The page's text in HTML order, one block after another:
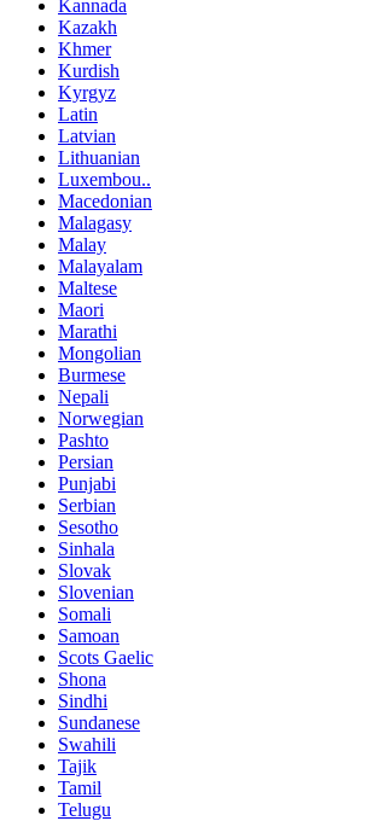
Kannada
Kazakh
Khmer
Kurdish
Kyrgyz
Latin
Latvian
Lithuanian
Luxembou..
Macedonian
Malagasy
Malay
Malayalam
Maltese
Maori
Marathi
Mongolian
Burmese
Nepali
Norwegian
Pashto
Persian
Punjabi
Serbian
Sesotho
Sinhala
Slovak
Slovenian
Somali
Samoan
Scots Gaelic
Shona
Sindhi
Sundanese
Swahili
Tajik
Tamil
Telugu